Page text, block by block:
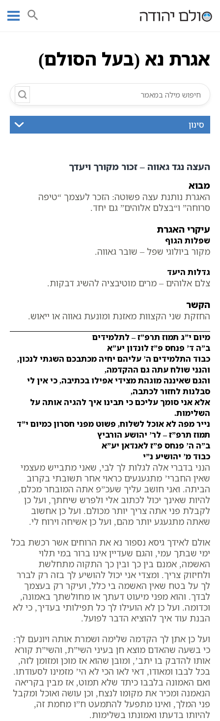
עמוד ראשי אוצר הכתבים
כתבי בעל הסולם
כתבי חסידות אשלג אגרת נא (בעל הסולם)
אגרת נא (בעל הסולם)
העצה נגד גאווה – זכור מקורך ויעדך
מבוא
האגרת נותנת עצה פשוטה: הזכר לעצמך “טיפה
סרוחה” ו“בצלם אלוהים” גם יחד.
עיקרי האגרת
שפלות הגוף
מקור ביולוגי שפל – שובר גאווה.
גדלות היעד
צלם אלוהים – מרים מוטיבציה להשיג דבקות.
הקשר
החזקת שני הקצוות מאזנת ומונעת גאווה או ייאוש.
מיום י”ג תמוז תרפ”ז – לתלמידים
ב”ה ד’ פנחס פ”ז לונדון יע”א
כבוד התלמידים ה’ עליהם יחיה מכתבכם השגתי לנכון,
והנני שולח עתה גם ההקדמה,
והגם שאיננה מוגהת מצידי אפילו בכתיבה, כי אין לי
סבלנות לחזור לכתבה,
אלא אני סומך עליכם כי תבינו איך להגיה אותה על
השלימות.
נייר מפה לא אוכל לשלוח, פשוט מפני חסרון כמיום י”ד
תמוז תרפ”ז – לר’ יהושע הורביץ
ב”ה ה’ פנחס פ”ז לאנדאן יע”א
כבוד מ’ יהושיע נ”י
הנני בדברי אלה לגלות לך לבי, שאני מתבייש מעצמי
שאין החברי’ מתגעגעים כראוי אחר תשובתי בקרוב
הביתה. ואני חושב עליך שעכ”פ אתה המובחר מכלם,
להיות שאינך יכול לכתוב אלי ולפרש שיחתך, ועל כן
לקבלת פני אתה צריך יותר מכולם. ועל כן אחשוב
שאתה מתגעגע יותר מהם, ועל כן אשיחה וירוח לי.
אולם לאידך גיסא נספור נא את הרוחים אשר רכשת בכל
ימי שבתך עמי, והגם שעדיין אינו ברור במי תלוי
האשמה, אמנם בין כך ובין כך התקוה מתחלשת
ולחיזוק צריך. ומצדי אני יכול להושיע לך בזה רק לברר
לך על בטח שאין האשמה בי כלל, ועיקר רק בעצמך
לבדך. והוא מפני מיעוט דעתך או מחולשתך באמונה,
וכדומה. ועל כן לא הועילו לך כל תפילותי בעדיך, כי לא
הבנת עוד איך להוציא הדבר לפועל.
ועל כן אתן לך הקדמה שלימה ושמרת אותה ויונעם לך:
כי בשעה שהאדם מוצא חן בעיני השי”ת, והשי”ת קורא
אותו להדבק בו יתב’, ומובן שהוא אז מוכן ומזומן לזה,
בכל לבבו ומאודו, דאי לאו הכי לא הי’ מזמינו לסעודתו.
ואם האמונה בלבבו כיתד שלא תמוט, אז מבין בקריאה
הנאמנה ומכיר את מקומו לנצח, וכן עושה ואוכל ומקבל
פני המלך, ואינו מתפעל להתמעט ח”ו מחמת זה,
להיותו בדעתו ואמונתו בשלימות.
סינון